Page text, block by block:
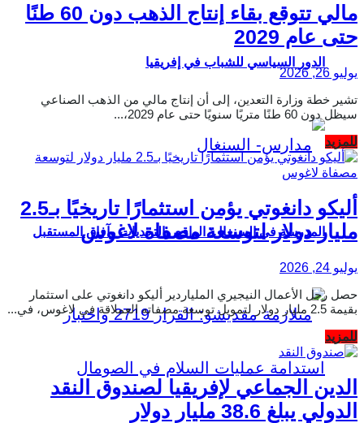
الدور السياسي للشباب في إفريقيا
المدرسة في السنغال: الواقع والتحديات وآفاق المستقبل
مالي تتوقع بقاء إنتاج الذهب دون 60 طنًا
حتى عام 2029
يوليو 26, 2026
تشير خطة وزارة التعدين، إلى أن إنتاج مالي من الذهب الصناعي
سيظل دون 60 طنًا متريًا سنويًا حتى عام 2029،...
للمزيدDetails
أليكو دانغوتي يؤمن استثمارًا تاريخيًا بـ2.5
مليار دولار لتوسعة مصفاة لاغوس
يوليو 24, 2026
حصل رجل الأعمال النيجيري الملياردير أليكو دانغوتي على استثمار
بقيمة 2.5 مليار دولار لتمويل توسعة مصفاته العملاقة في لاغوس، في...
للمزيدDetails
الدين الجماعي لإفريقيا لصندوق النقد
الدولي يبلغ 38.6 مليار دولار